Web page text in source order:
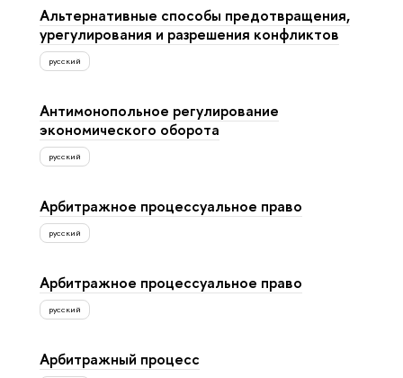
Альтернативные способы предотвращения,
урегулирования и разрешения конфликтов
русский
Антимонопольное регулирование
экономического оборота
русский
Арбитражное процессуальное право
русский
Арбитражное процессуальное право
русский
Арбитражный процесс